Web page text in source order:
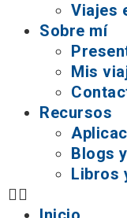
Viajes
Sobre mí
Mis
Recursos
Blogs
Libros